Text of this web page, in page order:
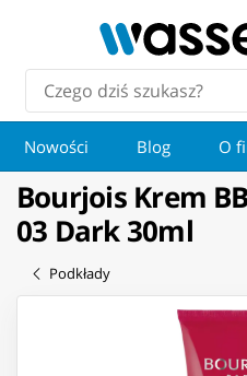
Nowości Blog O
Bourjois Krem
03 Dark 30ml
Podkłady